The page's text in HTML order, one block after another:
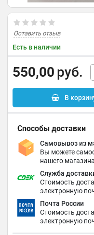
Оставить отзыв
Есть в наличии
550,00 руб.
В
Способы доставки
Самовывоз из
Вы можете
нашего магазина
Служба
Стоимость
электронную
Почта России
Стоимость
электронную